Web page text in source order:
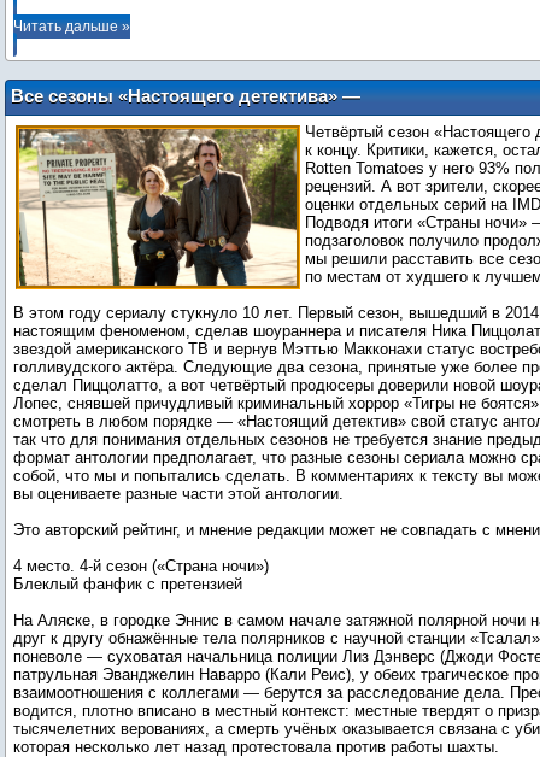
Читать дальше »
Все сезоны «Настоящего детектива» —
от худшего к лучшему
Четвёртый сезон «Настоящего
к концу. Критики, кажется,
Rotten Tomatoes у него 93%
рецензий. А вот зрители,
оценки отдельных серий на
Подводя итоги «Страны ночи»
подзаголовок получило
мы решили расставить все
по местам от худшего к
В этом году сериалу стукнуло 10 лет. Первый сезон, вышедший в 2014
настоящим феноменом, сделав шоураннера и писателя Ника
звездой американского ТВ и вернув Мэттью Макконахи статус
голливудского актёра. Следующие два сезона, принятые уже более
сделал Пиццолатто, а вот четвёртый продюсеры доверили новой
Лопес, снявшей причудливый криминальный хоррор «Тигры не
смотреть в любом порядке — «Настоящий детектив» свой статус
так что для понимания отдельных сезонов не требуется знание
формат антологии предполагает, что разные сезоны сериала можно
собой, что мы и попытались сделать. В комментариях к тексту вы
вы оцениваете разные части этой антологии.
Это авторский рейтинг, и мнение редакции может не совпадать с
4 место. 4-й сезон («Страна ночи»)
Блеклый фанфик с претензией
На Аляске, в городке Эннис в самом начале затяжной полярной ночи
друг к другу обнажённые тела полярников с научной станции
поневоле — суховатая начальница полиции Лиз Дэнверс (Джоди
патрульная Эванджелин Наварро (Кали Реис), у обеих трагическое
взаимоотношения с коллегами — берутся за расследование дела.
водится, плотно вписано в местный контекст: местные твердят о
тысячелетних верованиях, а смерть учёных оказывается связана с
которая несколько лет назад протестовала против работы шахты.